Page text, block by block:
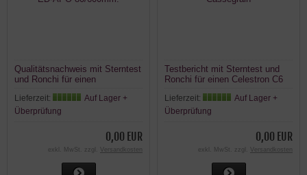
Qualitätsnachweis mit Sterntest
und Ronchi für einen
ED-APO 80/600mm.
Lieferzeit:
Auf Lager +
Überprüfung
0,00 EUR
exkl. MwSt. zzgl. Versandkosten
Testbericht mit Sterntest und
Ronchi für einen Celestron C6
Cassegrain
Lieferzeit:
Auf Lager +
Überprüfung
0,00 EUR
exkl. MwSt. zzgl. Versandkosten